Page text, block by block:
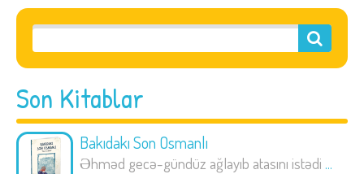
Son Kitablar
Bakıdakı Son Osmanlı
Əhməd gecə-gündüz ağlayıb atasını istədi ...